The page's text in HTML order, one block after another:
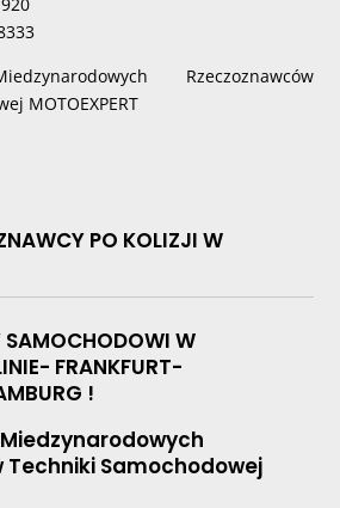
Rzeczoznawców
MOTOEXPERT
PO KOLIZJI W
SAMOCHODOWI W
FRANKFURT-
!
Techniki Samochodowej